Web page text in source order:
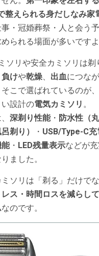
整えられる身だしなみ家
・冠婚葬祭・人と会う予
られる場面が多いですよ
ソリや安全カミソリは剃
けや乾燥、 出血につな
こで選ばれているのが
設計の電気カミソリ 。
深剃り性能・ 防水性（
剃り）
・ USB/Type-C充
能・ LED残量表示などが
ました。
ソリは「剃る」だけでな
ス・時間ロスを減らし
なのです。